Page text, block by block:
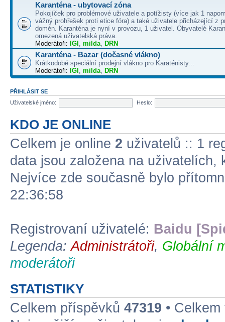
Karanténa - ubytovací zóna
Pokojíček pro problémové uživatele a potížisty (více jak 1
vážný prohřešek proti etice fóra) a také uživatele přicházející z
domén. Karanténa je nyní v provozu, 1 uživatel. Obyvatelé
omezená uživatelská práva.
Moderátoři: IGI , milda, DRN
Karanténa - Bazar (dočasné vlákno)
Krátkodobé speciální prodejní vlákno pro Karaténisty...
Moderátoři: IGI , milda, DRN
PŘIHLÁSIT SE
Uživatelské jméno:
Heslo:
KDO JE ONLINE
Celkem je online 2 uživatelů :: 1
data jsou založena na
Nejvíce zde současně bylo
22:36:58
Registrovaní uživatelé: Baidu
Legenda:Administrátoři, Globální
moderátoři
STATISTIKY
Celkem příspěvků 47319 •